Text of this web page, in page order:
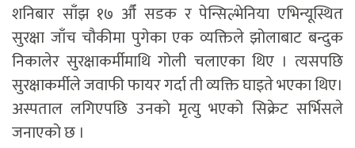
शनिबार साँझ १७ औँ सडक र पेन्सिल्भेनिया एभिन्यूस्थित
सुरक्षा जाँच चौकीमा पुगेका एक व्यक्तिले झोलाबाट बन्दुक
निकालेर सुरक्षाकर्मीमाथि गोली चलाएका थिए । त्यसपछि
सुरक्षाकर्मीले जवाफी फायर गर्दा ती व्यक्ति घाइते भएका थिए।
अस्पताल लगिएपछि उनको मृत्यु भएको सिक्रेट सर्भिसले
जनाएको छ ।